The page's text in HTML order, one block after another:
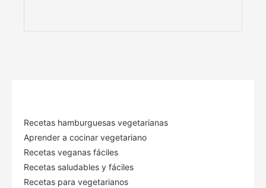
Recetas hamburguesas vegetarianas
Aprender a cocinar vegetariano
Recetas veganas fáciles
Recetas saludables y fáciles
Recetas para vegetarianos